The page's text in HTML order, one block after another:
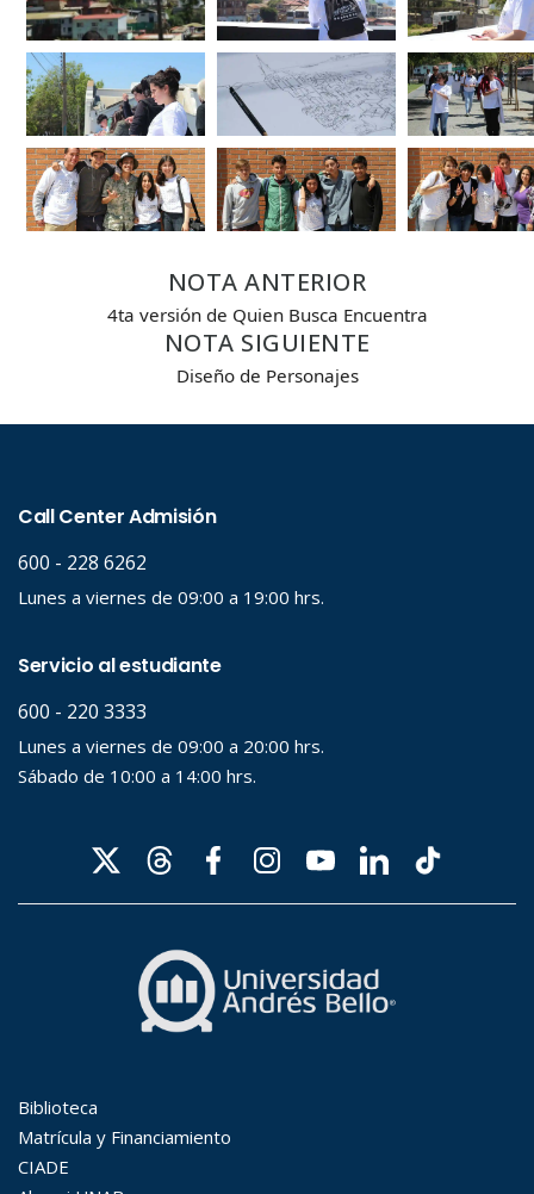
NOTA ANTERIOR
4ta versión de Quien Busca Encuentra
NOTA SIGUIENTE
Diseño de Personajes